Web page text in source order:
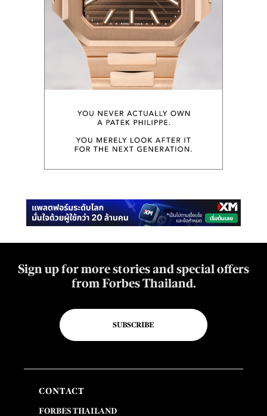
Sign up for more stories and special offers
from Forbes Thailand.
SUBSCRIBE
CONTACT
FORBES THAILAND